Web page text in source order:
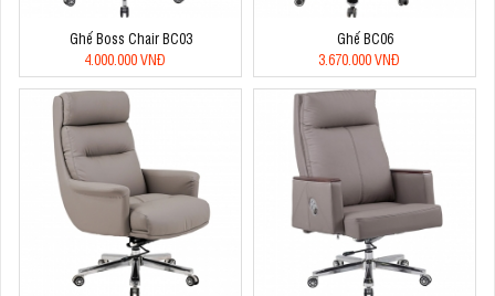
Ghế Boss Chair BC03
4.000.000 VNĐ
Ghế BC06
3.670.000 VNĐ